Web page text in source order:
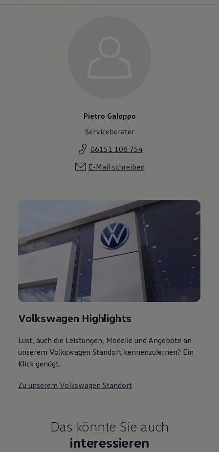
Pietro Galoppo
Serviceberater
06151 108 754
E-Mail schreiben
Volkswagen Highlights
Lust, auch die Leistungen, Modelle und Angebote an
unserem Volkswagen Standort kennenzulernen? Ein
Klick genügt.
Zu unserem Volkswagen Standort
Das könnte Sie auch
interessieren